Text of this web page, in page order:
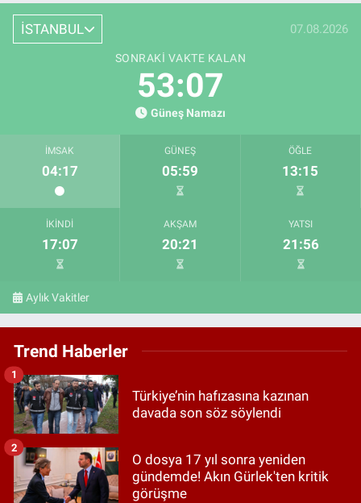
İSTANBUL 07.08.2026
SONRAKI VAKTE KALAN
53:06
Güneş Namazı
İMSAK
04:17
GÜNEŞ
05:59
ÖĞLE
13:15
İKINDI
17:07
AKŞAM
20:21
YATSI
21:56
Aylık Vakitler
Trend Haberler
Türkiye’nin hafızasına kazınan
davada son söz söylendi
1
O dosya 17 yıl sonra yeniden
gündemde! Akın Gürlek'ten kritik
görüşme
2